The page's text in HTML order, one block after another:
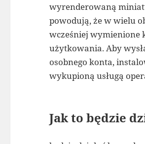
wyrenderowaną
powodują, że w wielu
wcześniej wymienione
użytkowania. Aby
osobnego konta,
wykupioną usługą
Jak to będzie